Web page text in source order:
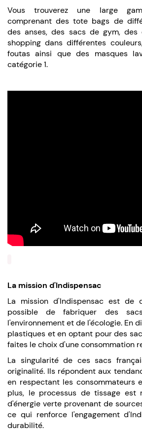
Vous trouverez une large
comprenant des tote bags de
des anses, des sacs de gym,
shopping dans différentes
foutas ainsi que des masques
catégorie 1.
La mission d'Indispensac
La mission d'Indispensac est de
possible de fabriquer des
l'environnement et de l'écologie. En
plastiques et en optant pour des
faites le choix d'une consommation
La singularité de ces sacs
originalité. Ils répondent aux
en respectant les consommateurs
plus, le processus de tissage est
d'énergie verte provenant de
ce qui renforce l'engagement
durabilité.